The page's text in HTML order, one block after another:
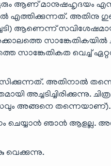
കൂട്ടരും ആണ് മാനുഷഹൃദയം
എത്തിക്കുന്നത്. അതിനു
അച്ചടി) ആണെന്ന്
സാങ്കേതികയിൽ
സാങ്കേതികത വെച്ച്
അതിനാൽ തന്നെ
അച്ചടിച്ചിരിക്കുന്നു.
അങ്ങനെ തന്നെയാണ്).
ചെയ്യാൻ ഞാൻ ആളല്ല.
വെക്കുന്നു.